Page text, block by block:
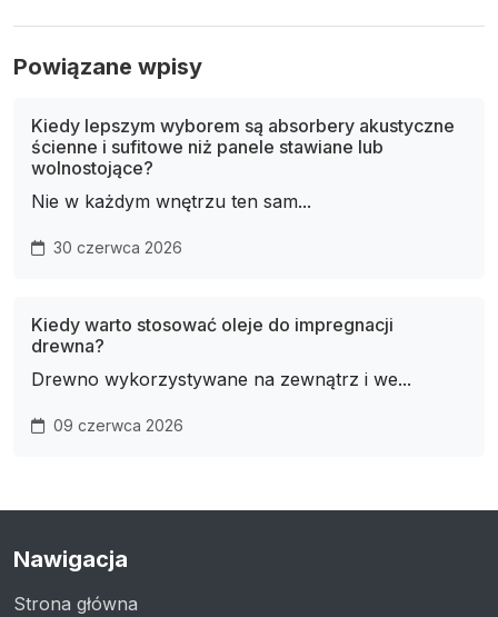
Powiązane wpisy
Kiedy lepszym wyborem są absorbery akustyczne
ścienne i sufitowe niż panele stawiane lub
wolnostojące?
Nie w każdym wnętrzu ten sam...
30 czerwca 2026
Kiedy warto stosować oleje do impregnacji
drewna?
Drewno wykorzystywane na zewnątrz i we...
09 czerwca 2026
Nawigacja
Strona główna